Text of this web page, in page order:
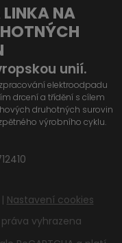
NA
unií.
elektroodpadu
drcení a třídění s cílem
druhotných surovin
výrobního cyklu.
vyhrazena
| Nastavení cookies